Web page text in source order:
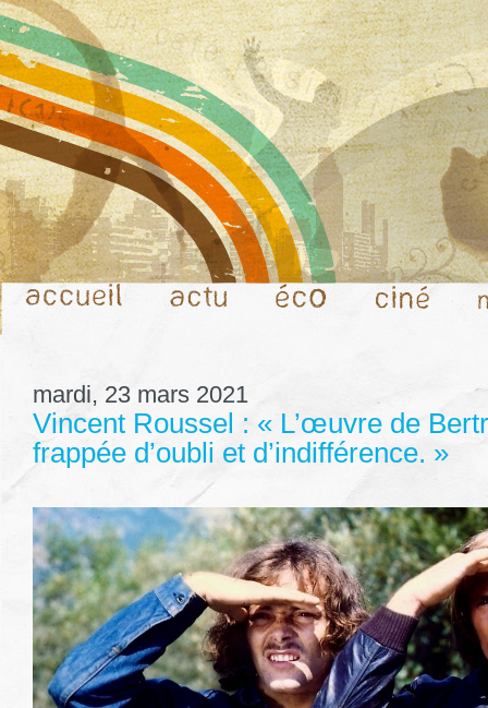
mardi, 23 mars 2021
Vincent Roussel : « L’œuvre de
frappée d’oubli et d’indifférence. »